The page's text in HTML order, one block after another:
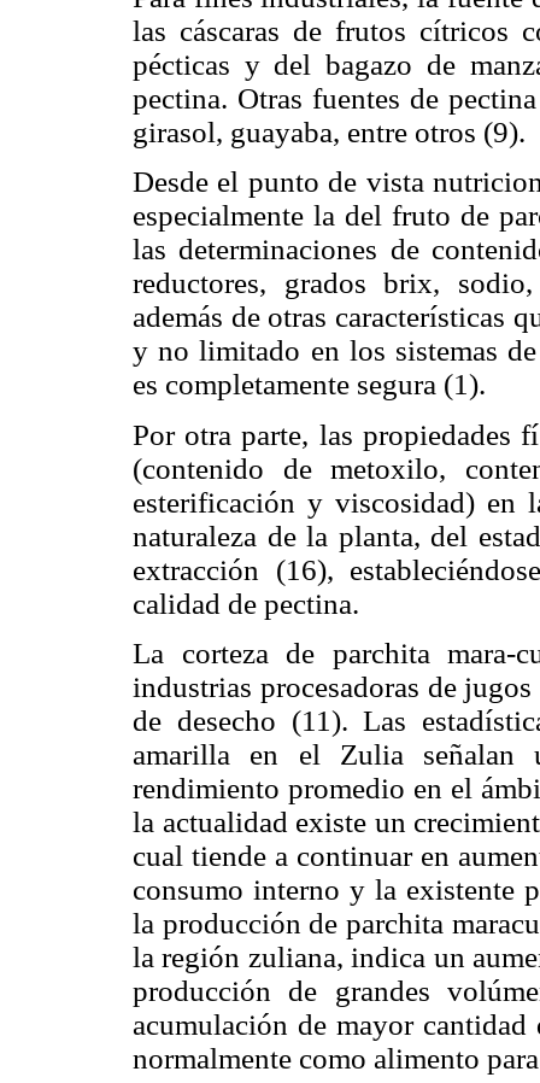
las cáscaras de frutos cítricos
pécticas y del bagazo de
pectina. Otras fuentes de
girasol, guayaba, entre otros (9).
Desde el punto de vista
especialmente la del fruto de
las determinaciones de
reductores, grados brix,
además de otras características
y no limitado en los sistemas
es completamente segura (1).
Por otra parte, las propiedades
(contenido de metoxilo,
esterificación y viscosidad) en
naturaleza de la planta, del
extracción (16),
calidad de pectina.
La corteza de parchita mara-
industrias procesadoras de
de desecho (11). Las
amarilla en el Zulia señalan
rendimiento promedio en el
la actualidad existe un
cual tiende a continuar en
consumo interno y la existente
la producción de parchita
la región zuliana, indica un
producción de grandes
acumulación de mayor cantidad
normalmente como alimento